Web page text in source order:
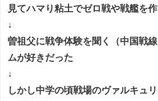
見てハマり粘土でゼロ戦や戦艦を
↓
曽祖父に戦争体験を聞く（中国戦
ムが好きだった
↓
しかし中学の頃戦場のヴァルキュ